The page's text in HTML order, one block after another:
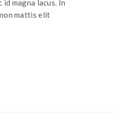
magna lacus. In
mattis elit